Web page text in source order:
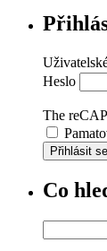
Heslo
The
Přihlásit se
Co